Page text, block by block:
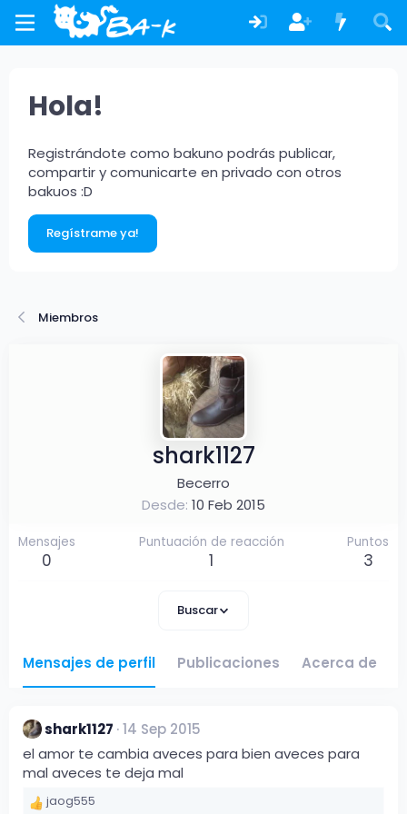
Hola!
Registrándote como bakuno podrás publicar,
compartir y comunicarte en privado con otros
bakuos :D
Regístrame ya!
Miembros
shark1127
Becerro
Desde 10 Feb 2015
Mensajes
0
Puntuación de reacción
1
Puntos
3
Buscar
Mensajes de perfil Publicaciones Acerca de
shark1127 14 Sep 2015
el amor te cambia aveces para bien aveces para
mal aveces te deja mal
R jaog555